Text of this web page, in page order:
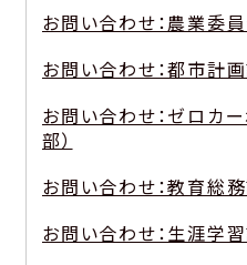
お問い合わせ：農業委
お問い合わせ：都市計画
お問い合わせ：ゼロカ
部）
お問い合わせ：教育総務
お問い合わせ：生涯学習